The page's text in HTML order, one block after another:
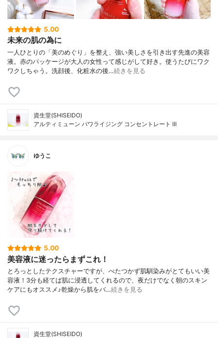
5.00
未来の肌の為に
一人ひとりの「美のめぐり」を整え、強い美しさを引き出す先進の美容
液。赤のパッケージが大人の女性って感じがして好き。使うたびにワク
ワクしちゃう。洗顔後、化粧水の後…続きを見る
資生堂(SHISEIDO)
アルティミューン パワライジング コンセントレート III
ゆうこ
5.00
美容液に迷ったらまずこれ！
とろっとしたテクスチャーですが、べたつかず肌馴染みがとてもいい美
容液！3分も経てば肌に浸透してくれるので、夜だけでなく朝のスキン
ケアにもオススメ♪乾燥から肌をバ…続きを見る
資生堂(SHISEIDO)